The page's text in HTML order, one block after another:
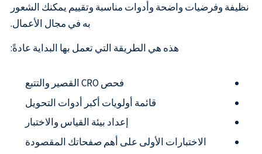
نظيفة وفرضيات واضحة وأدوات مناسبة وتقييم يمكنك الشعور
به في مجال الأعمال.
هذه هي الطريقة التي تعمل بها البداية عادةً:
فحص CRO القصير والتتبع
قائمة أولويات أكبر أدوات التحويل
إعداد بيئة القياس والاختبار
الاختبارات الأولى على أهم صفحاتك المقصودة